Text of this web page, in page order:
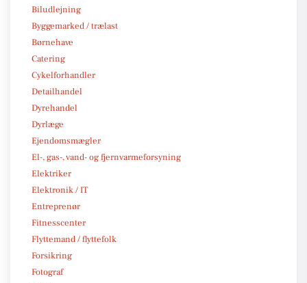
Biludlejning
Byggemarked / trælast
Børnehave
Catering
Cykelforhandler
Detailhandel
Dyrehandel
Dyrlæge
Ejendomsmægler
El-, gas-, vand- og fjernvarmeforsyning
Elektriker
Elektronik / IT
Entreprenør
Fitnesscenter
Flyttemand / flyttefolk
Forsikring
Fotograf